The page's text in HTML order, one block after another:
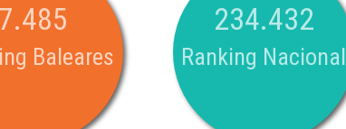
7.485
Baleares
234.432
Ranking Nacional